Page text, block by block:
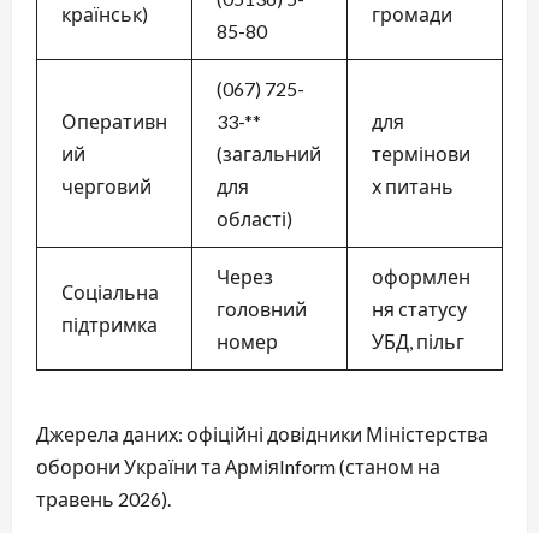
країнськ)
85-80
громади
Оперативн
ий
черговий
(067) 725-
33-**
(загальний
для
області)
для
термінови
х питань
Соціальна
підтримка
Через
головний
номер
оформлен
ня статусу
УБД, пільг
Джерела даних: офіційні довідники Міністерства
оборони України та АрміяInform (станом на
травень 2026).